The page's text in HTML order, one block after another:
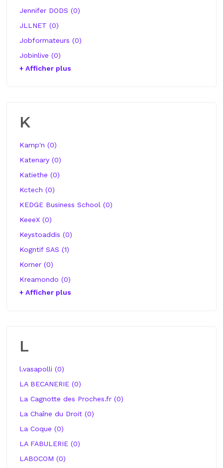
Jennifer DODS (0)
JLLNET (0)
Jobformateurs (0)
Jobinlive (0)
+ Afficher plus
K
Kamp'n (0)
Katenary (0)
Katiethe (0)
Kctech (0)
KEDGE Business School (0)
KeeeX (0)
Keystoaddis (0)
Kogntif SAS (1)
Korner (0)
Kreamondo (0)
+ Afficher plus
L
l.vasapolli (0)
LA BECANERIE (0)
La Cagnotte des Proches.fr (0)
La Chaîne du Droit (0)
La Coque (0)
LA FABULERIE (0)
LABOCOM (0)